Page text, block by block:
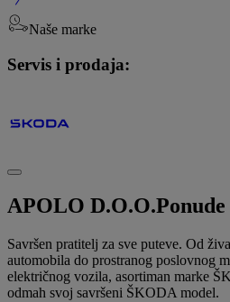
Naše marke
Servis i prodaja:
APOLO D.O.O.
Savršen pratitelj za sve puteve. Od
automobila do prostranog poslovnog
električnog vozila, asortiman marke
odmah svoj savršeni ŠKODA model.